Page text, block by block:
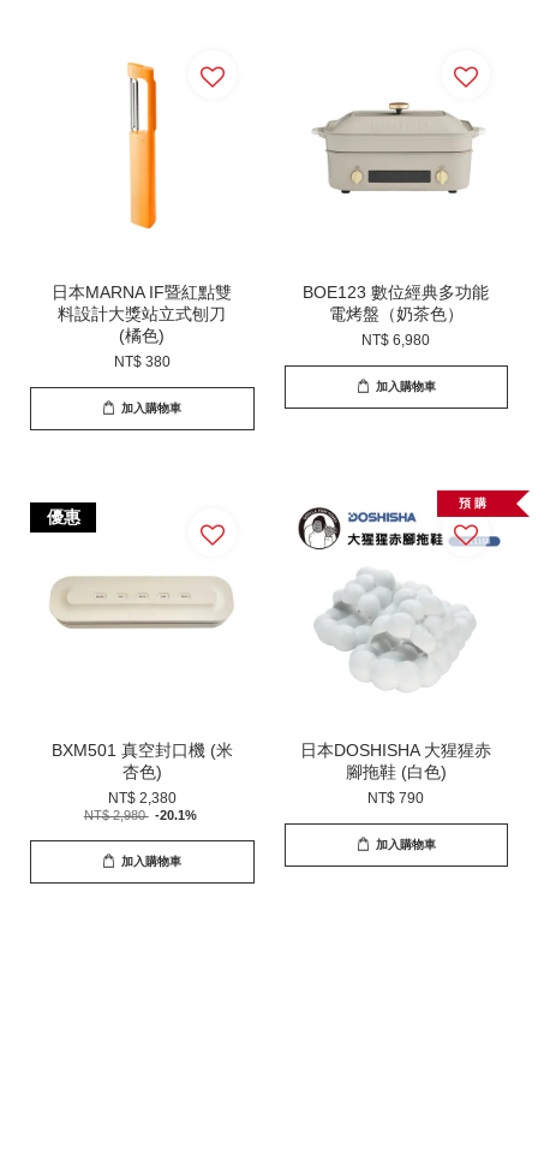
日本MARNA IF暨紅點雙
料設計大獎站立式刨刀
(橘色)
NT$ 380
加入購物車
BOE123 數位經典多功能
電烤盤（奶茶色）
NT$ 6,980
加入購物車
優惠
BXM501 真空封口機 (米
杏色)
NT$ 2,380
NT$ 2,980 -20.1%
加入購物車
預 購
日本DOSHISHA 大猩猩赤
腳拖鞋 (白色)
NT$ 790
加入購物車